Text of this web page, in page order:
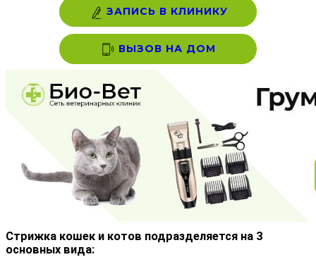
ЗАПИСЬ В КЛИНИКУ
ВЫЗОВ НА ДОМ
Стрижка кошек и котов подразделяется на 3
основных вида: